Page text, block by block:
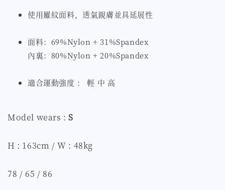
使用羅紋面料，透氣親膚並具延展性
面料：69%Nylon + 31%Spandex
內裏：80%Nylon + 20%Spandex
適合運動強度 ： 輕 中 高
Model wears :S
H : 163cm / W : 48kg
78 / 65 / 86